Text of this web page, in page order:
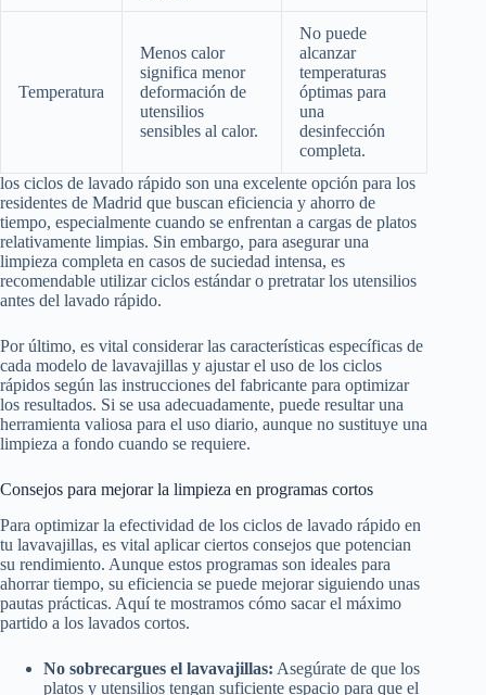
Temperatura
Menos calor
significa menor
deformación de
utensilios
sensibles al calor.
No puede
alcanzar
temperaturas
óptimas para
una
desinfección
completa.
los ciclos de lavado rápido son una excelente opción para los
residentes de Madrid que buscan eficiencia y ahorro de
tiempo, especialmente cuando se enfrentan a cargas de platos
relativamente limpias. Sin embargo, para asegurar una
limpieza completa en casos de suciedad intensa, es
recomendable utilizar ciclos estándar o pretratar los utensilios
antes del lavado rápido.
Por último, es vital considerar las características específicas de
cada modelo de lavavajillas y ajustar el uso de los ciclos
rápidos según las instrucciones del fabricante para optimizar
los resultados. Si se usa adecuadamente, puede resultar una
herramienta valiosa para el uso diario, aunque no sustituye una
limpieza a fondo cuando se requiere.
Consejos para mejorar la limpieza en programas cortos
Para optimizar la efectividad de los ciclos de lavado rápido en
tu lavavajillas, es vital aplicar ciertos consejos que potencian
su rendimiento. Aunque estos programas son ideales para
ahorrar tiempo, su eficiencia se puede mejorar siguiendo unas
pautas prácticas. Aquí te mostramos cómo sacar el máximo
partido a los lavados cortos.
No sobrecargues el lavavajillas: Asegúrate de que los
platos y utensilios tengan suficiente espacio para que el